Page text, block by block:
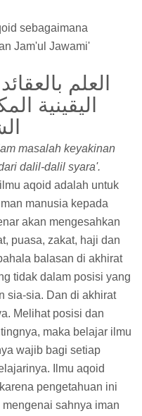
sebagaimana
Jam'ul Jawami'
العلم
اليقينية
masalah keyakinan
dalil-dalil syara'.
aqoid adalah untuk
manusia kepada
akan mengesahkan
puasa, zakat, haji dan
balasan di akhirat
tidak dalam posisi yang
sia-sia. Dan di akhirat
Melihat posisi dan
maka belajar ilmu
wajib bagi setiap
Ilmu aqoid
pengetahuan ini
sahnya iman